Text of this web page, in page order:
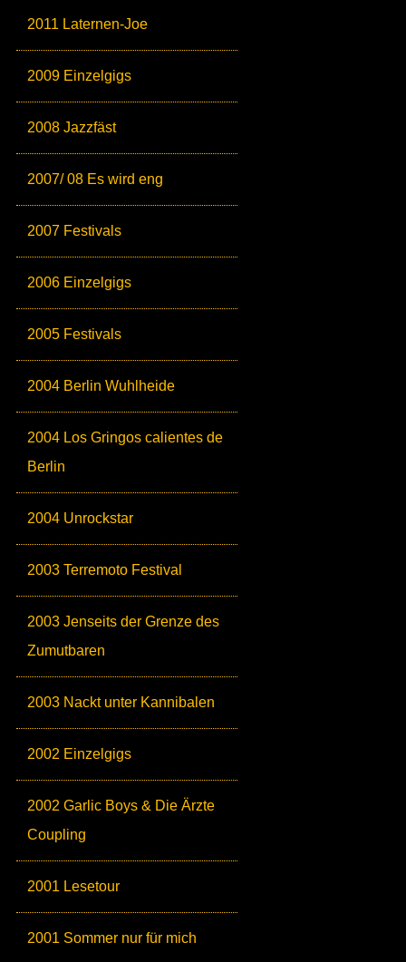
2011 Laternen-Joe
2009 Einzelgigs
2008 Jazzfäst
2007/ 08 Es wird eng
2007 Festivals
2006 Einzelgigs
2005 Festivals
2004 Berlin Wuhlheide
2004 Los Gringos calientes de
Berlin
2004 Unrockstar
2003 Terremoto Festival
2003 Jenseits der Grenze des
Zumutbaren
2003 Nackt unter Kannibalen
2002 Einzelgigs
2002 Garlic Boys & Die Ärzte
Coupling
2001 Lesetour
2001 Sommer nur für mich